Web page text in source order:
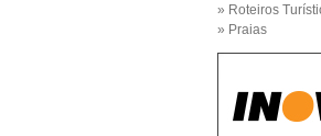
» Roteiros
» Praias